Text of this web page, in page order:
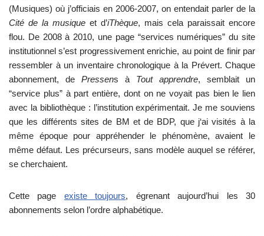
(Musiques) où j’officiais en 2006-2007, on entendait parler de la
Cité de la musique et d’iThèque, mais cela paraissait encore
flou. De 2008 à 2010, une page “services numériques” du site
institutionnel s’est progressivement enrichie, au point de finir par
ressembler à un inventaire chronologique à la Prévert. Chaque
abonnement, de Pressens à Tout apprendre, semblait un
“service plus” à part entière, dont on ne voyait pas bien le lien
avec la bibliothèque : l’institution expérimentait. Je me souviens
que les différents sites de BM et de BDP, que j‘ai visités à la
même époque pour appréhender le phénomène, avaient le
même défaut. Les précurseurs, sans modèle auquel se référer,
se cherchaient.
Cette page existe toujours, égrenant aujourd’hui les 30
abonnements selon l’ordre alphabétique.